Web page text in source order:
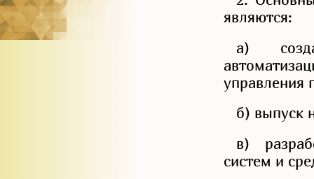
являются:
а)
управления
б) выпуск
в)
систем и